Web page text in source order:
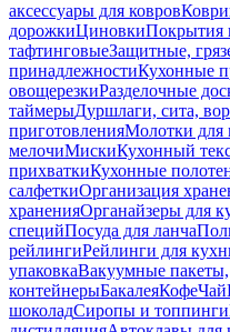
аксессуары для ковров
дорожкиЦиновкиПокрытия
тафтинговыеЗащитные,
принадлежностиКухонные
овощерезкиРазделочные
таймерыДуршлаги, сита,
приготовленияМолотки для
мелочиМискиКухонный
прихваткиКухонные
салфеткиОрганизация
храненияОрганайзеры для
специйПосуда для ланча
рейлингиРейлинги для
упаковкаВакуумные пакеты,
контейнерыБакалеяКофеЧай
шоколадСиропы и топпинги